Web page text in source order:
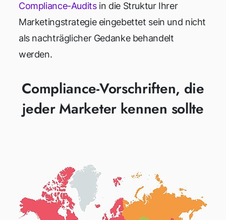
Compliance-Auditsin die Struktur Ihrer
Marketingstrategie eingebettet sein und nicht
als nachträglicher Gedanke behandelt
werden.
Compliance-Vorschriften, die
jeder Marketer kennen sollte